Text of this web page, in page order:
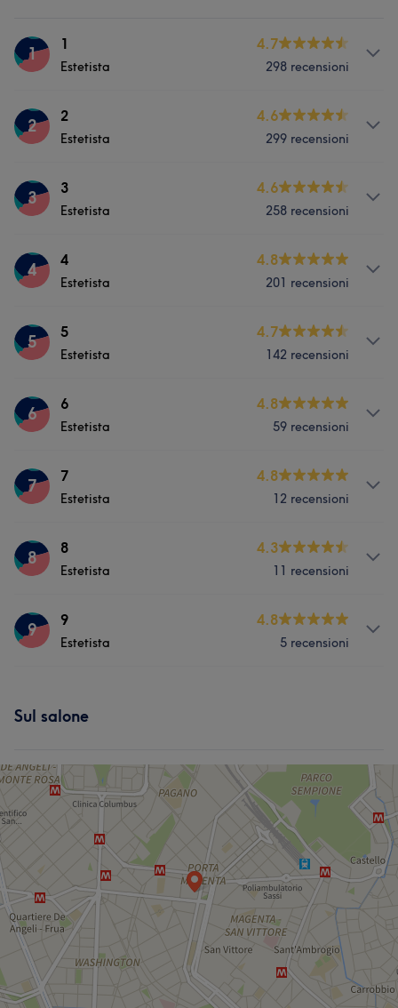
1 1
Estetista
4.7
298 recensioni
Servizi
Cosa dicono i nostri clienti di 1
2 2
Estetista
4.6
299 recensioni
Servizi
3 3
Estetista
4.6
258 recensioni
Servizi
Cosa dicono i nostri clienti di 3
4 4
Estetista
4.8
201 recensioni
Servizi
Cosa dicono i nostri clienti di 4
5 5
Estetista
4.7
142 recensioni
Servizi
6 6
Estetista
4.8
59 recensioni
Servizi
7 7
Estetista
4.8
12 recensioni
Servizi
8 8
Estetista
4.3
11 recensioni
Servizi
9 9
Estetista
4.8
5 recensioni
Sul salone